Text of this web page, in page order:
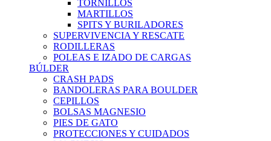
TORNILLOS
MARTILLOS
SPITS Y BURILADORES
SUPERVIVENCIA Y RESCATE
RODILLERAS
POLEAS E IZADO DE CARGAS
BÚLDER
CRASH PADS
BANDOLERAS PARA BOULDER
CEPILLOS
BOLSAS MAGNESIO
PIES DE GATO
PROTECCIONES Y CUIDADOS